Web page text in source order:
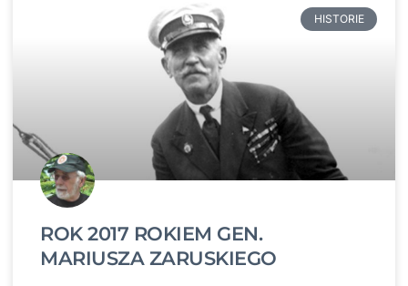
HISTORIE
ROK 2017 ROKIEM GEN.
MARIUSZA ZARUSKIEGO